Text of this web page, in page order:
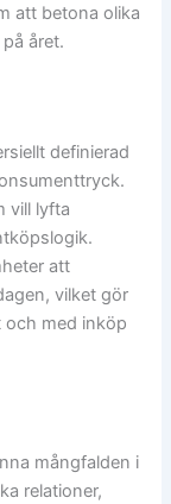
att betona olika
året.
definierad
vill lyfta
att
vilket gör
och med inköp
mångfalden i
relationer,